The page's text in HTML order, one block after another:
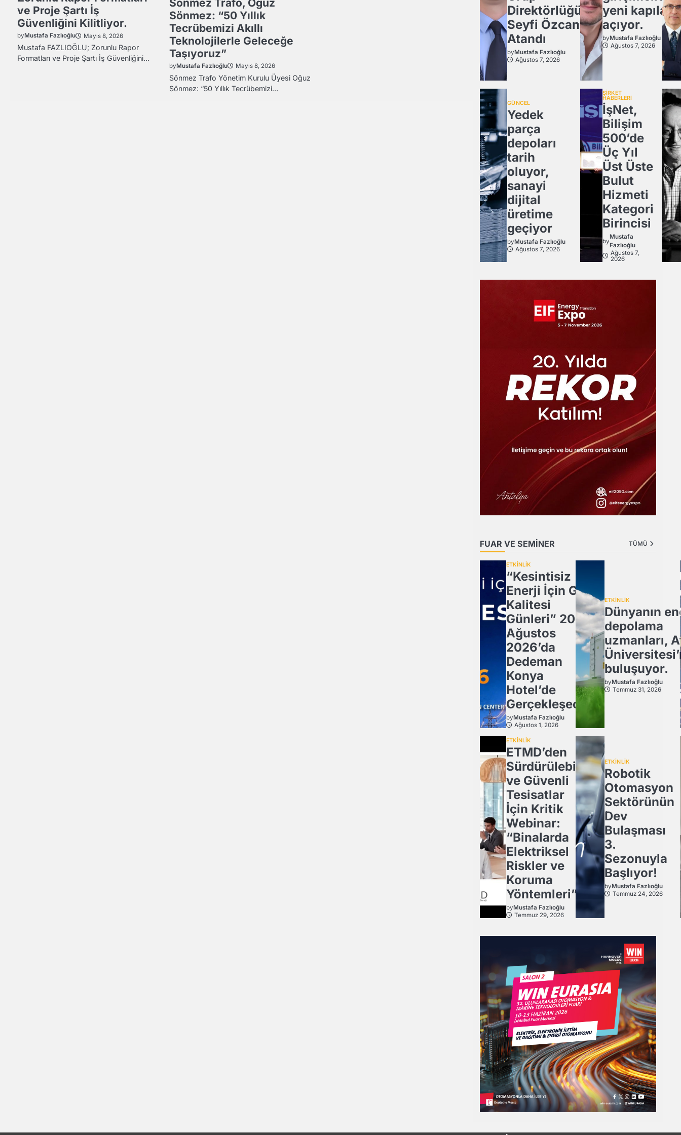
ve Proje Şartı İş
Güvenliğini Kilitliyor.
byMustafa Fazlıoğlu Mayıs 8, 2026
Mustafa FAZLIOĞLU; Zorunlu Rapor
Formatları ve Proje Şartı İş Güvenliğini…
Sönmez Trafo, Oğuz
Sönmez: “50 Yıllık
Tecrübemizi Akıllı
Teknolojilerle Geleceğe
Taşıyoruz”
byMustafa Fazlıoğlu Mayıs 8, 2026
Sönmez Trafo Yönetim Kurulu Üyesi Oğuz
Sönmez: “50 Yıllık Tecrübemizi…
Direktörlüğü’ne
Seyfi Özcan
Atandı
byMustafa Fazlıoğlu
Ağustos 7, 2026
yeni kapılar
açıyor.
byMustafa Fazlıoğlu
Ağustos 7, 2026
GÜNCEL
Yedek
parça
depoları
tarih
oluyor,
sanayi
dijital
üretime
geçiyor
byMustafa Fazlıoğlu
Ağustos 7, 2026
ŞİRKET
HABERLERİ
İşNet,
Bilişim
500’de
Üç Yıl
Üst Üste
Bulut
Hizmeti
Kategori
Birincisi
by
Mustafa
Fazlıoğlu
Ağustos 7,
2026
FUAR VE SEMİNER TÜMÜ
ETKİNLİK
“Kesintisiz
Enerji İçin Güç
Kalitesi
Günleri” 20
Ağustos
2026’da
Dedeman
Konya
Hotel’de
Gerçekleşecek
byMustafa Fazlıoğlu
Ağustos 1, 2026
ETKİNLİK
Dünyanın
depolama
uzmanları,
buluşuyor.
byMustafa Fazlıoğlu
Temmuz 31, 2026
ETKİNLİK
ETMD’den
Sürdürülebilir
ve Güvenli
Tesisatlar
İçin Kritik
Webinar:
“Binalarda
Elektriksel
Riskler ve
Koruma
Yöntemleri”
byMustafa Fazlıoğlu
Temmuz 29, 2026
ETKİNLİK
Robotik
Otomasyon
Sektörünün
Dev
Bulaşması
3.
Sezonuyla
Başlıyor!
byMustafa Fazlıoğlu
Temmuz 24, 2026